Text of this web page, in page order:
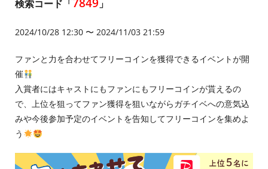
検索コード「 」
2024/10/28 12:30 〜 2024/11/03 21:59
ファンと力を合わせてフリーコインを獲得できるイベントが開
催
入賞者にはキャストにもファンにもフリーコインが貰えるの
で、上位を狙ってファン獲得を狙いながらガチイベへの意気込
みや今後参加予定のイベントを告知してフリーコインを集めよ
う